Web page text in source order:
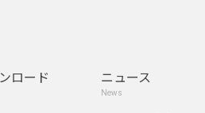
ロード ニュース
News